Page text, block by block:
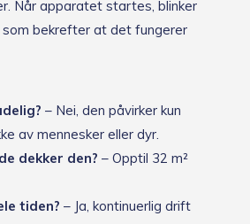
Når apparatet startes, blinker
som bekrefter at det fungerer
– Nei, den påvirker kun
av mennesker eller dyr.
dekker den? – Opptil 32 m²
tiden? – Ja, kontinuerlig drift